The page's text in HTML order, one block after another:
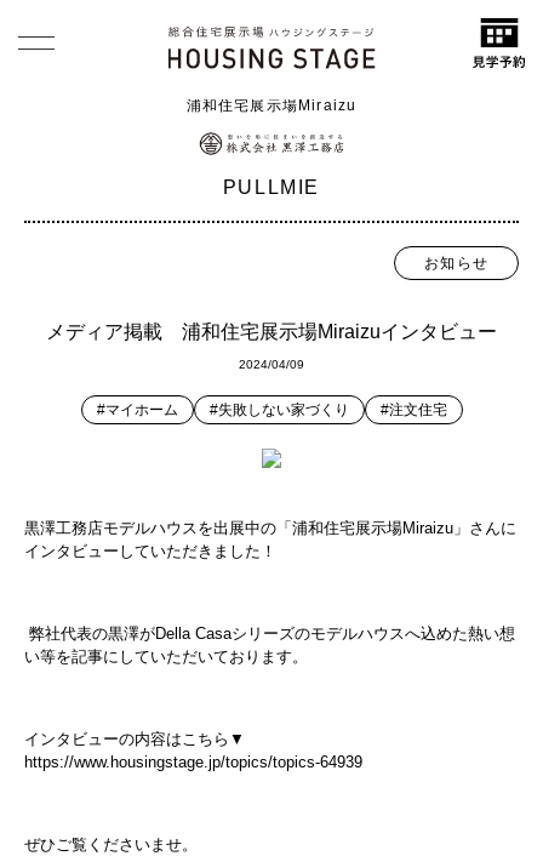
浦和住宅展示場Miraizu
PULLMIE
お知らせ
メディア掲載 浦和住宅展示場Miraizuインタビュー
2024/04/09
#マイホーム #失敗しない家づくり #注文住宅
黒澤工務店モデルハウスを出展中の「浦和住宅展示場Miraizu」さんに
インタビューしていただきました！
弊社代表の黒澤がDella Casaシリーズのモデルハウスへ込めた熱い想
い等を記事にしていただいております。
インタビューの内容はこちら▼
https://www.housingstage.jp/topics/topics-64939
ぜひご覧くださいませ。